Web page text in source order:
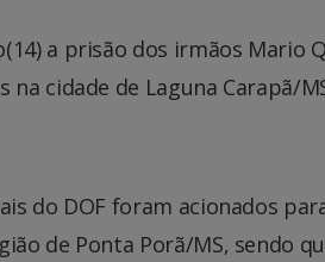
a prisão dos irmãos Mario
cidade de Laguna Carapã/
do DOF foram acionados
de Ponta Porã/MS, sendo